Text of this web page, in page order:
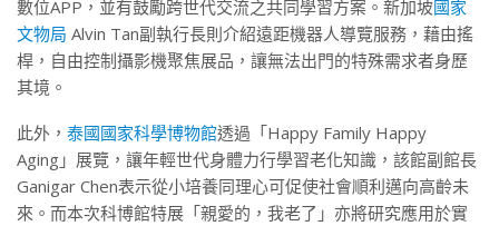
數位APP，並有鼓勵跨世代交流之共同學習方案。新加坡國家
文物局 Alvin Tan副執行長則介紹遠距機器人導覽服務，藉由搖
桿，自由控制攝影機聚焦展品，讓無法出門的特殊需求者身歷
其境。
此外， 泰國國家科學博物館透過「Happy Family Happy
Aging」展覽，讓年輕世代身體力行學習老化知識，該館副館長
Ganigar Chen表示從小培養同理心可促使社會順利邁向高齡未
來。而本次科博館特展「親愛的，我老了」亦將研究應用於實